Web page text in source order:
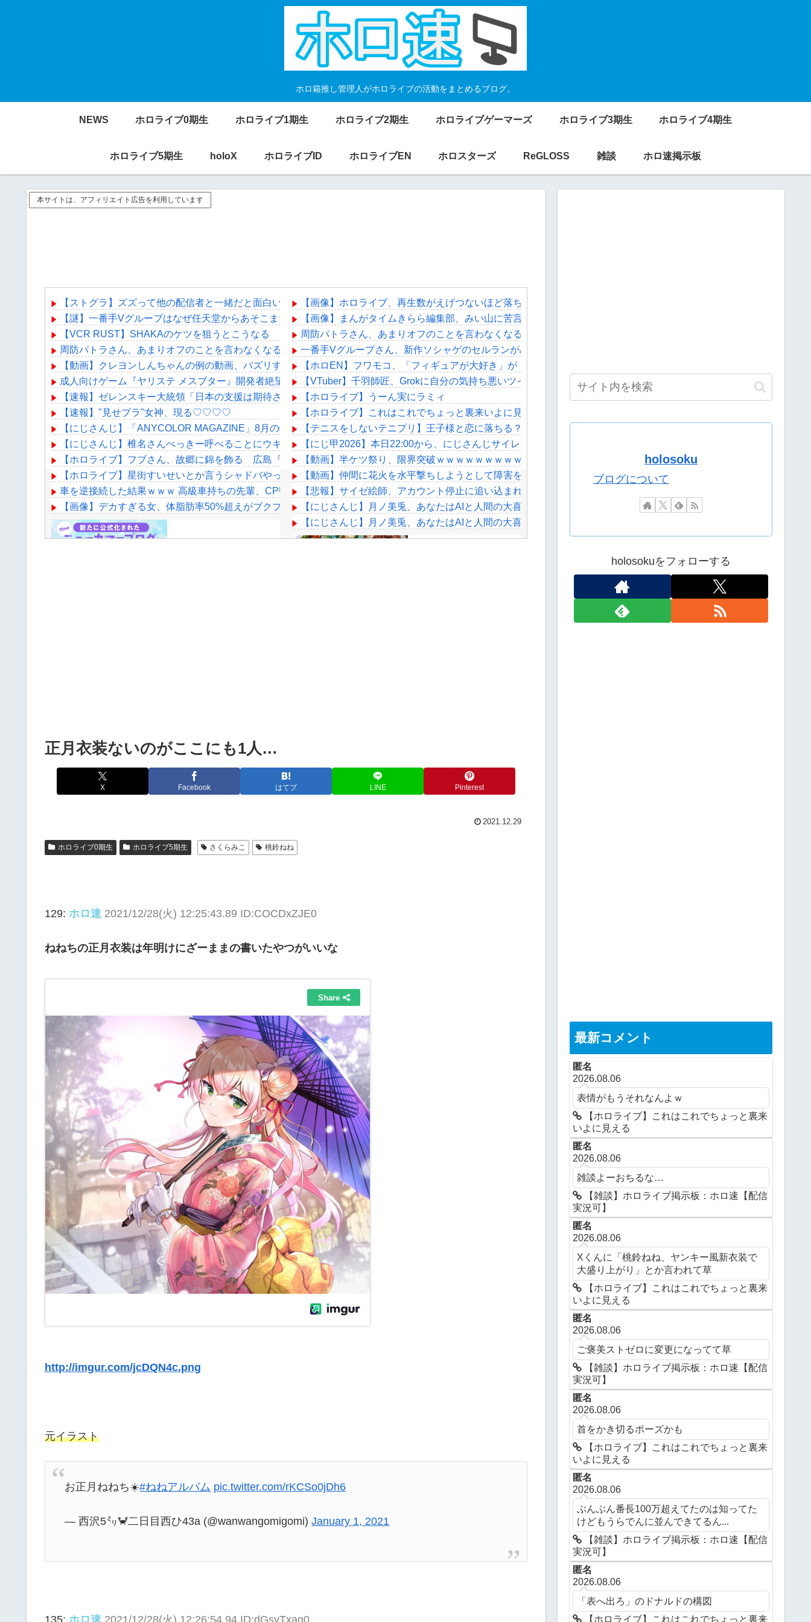
ホロ箱推し管理人がホロライブの活動をまとめるブログ。
NEWS ホロライブ0期生 ホロライブ1期生 ホロライブ2期生 ホロライブゲーマーズ ホロライブ3期生 ホロライブ4期生
ホロライブ5期生 holoX ホロライブID ホロライブEN ホロスターズ ReGLOSS 雑談 ホロ速掲示板
本サイトは、アフィリエイト広告を利用しています
【ストグラ】ズズって他の配信者と一緒だと面白いんだよな
【謎】一番手Vグループはなぜ任天堂からあそこまで寵愛されるんだ？
【VCR RUST】SHAKAのケツを狙うとこうなる
周防パトラさん、あまりオフのことを言わなくなる？
【動画】クレヨンしんちゃんの例の動画、バズリすぎてネットミームと化すｗｗｗｗ
成人向けゲーム『ヤリステ メスブター』開発者絶望、銀行がsteamからの入金を拒否→金が入ってなくても売上金額分の納税義務あり
【速報】ゼレンスキー大統領「日本の支援は期待されたほどの成果がない」WWWWWWWWWWW
【速報】"見せブラ"女神、現る♡♡♡♡
【にじさんじ】「ANYCOLOR MAGAZINE」8月の特集では、「今宵、××と夢を見る。」を深掘り。 十河ののは、夜牛詩乃、蝸堂みかる、猫屋敷美紅がカバーアートに登場
【にじさんじ】椎名さんべっきー呼べることにウキウキで草
【ホロライブ】フブさん、故郷に錦を飾る 広島『みろくの里』がコラボで『フブキングダムの里』に
【ホロライブ】星街すいせいとか言うシャドバやってることアピールしてるのに公式に呼ばれない女「言うても忙しいし継続的には無理なんだろう」
車を逆接続した結果ｗｗｗ 高級車持ちの先輩、CPUぶっ壊れｗｗｗ
【画像】デカすぎる女、体脂肪率50%超えがブクブクすぎて草wwwwww
【画像】ホロライブ、再生数がえげつないほど落ちてしまう……にじさんじは上がってるのに何故？
【画像】まんがタイムきらら編集部、みい山に苦言か？意味深な画像をツイートする
周防パトラさん、あまりオフのことを言わなくなる？
一番手Vグループさん、新作ソシャゲのセルランがAndroidとiPhoneで違うと話題に……
【ホロEN】フワモコ、「フィギュアが大好き」が「数字が大好き」と誤訳されるｗ
【VTuber】千羽師匠、Grokに自分の気持ち悪いツイート聞くやつやってるのかなって思ったら相手鴨神やんけ
【ホロライブ】うーん実にラミィ
【ホロライブ】これはこれでちょっと裏来いよに見える
【テニスをしないテニプリ】王子様と恋に落ちる？イブラヒム！
【にじ甲2026】本日22:00から、にじさんじサイレン甲子園2026世界大会
【動画】半ケツ祭り、限界突破ｗｗｗｗｗｗｗｗｗｗｗｗｗ
【動画】仲間に花火を水平撃ちしようとして障害を負ったかもしれない事故。
【悲報】サイゼ絵師、アカウント停止に追い込まれるwwwwwww
【にじさんじ】月ノ美兎、あなたはAIと人間の大喜利回答を見分けられますか？委員長の尻穴ASMRかあ…
【にじさんじ】月ノ美兎、あなたはAIと人間の大喜利回答を見分けられますか？委員長の尻穴ASMRかあ…
正月衣装ないのがここにも1人…
X Facebook はてブ LINE Pinterest
2021.12.29
ホロライブ0期生 ホロライブ5期生 さくらみこ 桃鈴ねね
129: ホロ速 2021/12/28(火) 12:25:43.89 ID:COCDxZJE0
ねねちの正月衣装は年明けにざーままの書いたやつがいいな
http://imgur.com/jcDQN4c.png
元イラスト
お正月ねねち☀️#ねねアルバム pic.twitter.com/rKCSo0jDh6
— 西沢5㍉🦀二日目西ひ43a (@wanwangomigomi)January 1, 2021
holosoku
ブログについて
holosokuをフォローする
最新コメント
匿名
2026.08.06
表情がもうそれなんよｗ
【ホロライブ】これはこれでちょっと裏来
いよに見える
匿名
2026.08.06
雑談よーおちるな…
【雑談】ホロライブ掲示板：ホロ速【配信
実況可】
匿名
2026.08.06
Xくんに「桃鈴ねね、ヤンキー風新衣装で
大盛り上がり」とか言われて草
【ホロライブ】これはこれでちょっと裏来
いよに見える
匿名
2026.08.06
ご褒美ストゼロに変更になってて草
【雑談】ホロライブ掲示板：ホロ速【配信
実況可】
匿名
2026.08.06
首をかき切るポーズかも
【ホロライブ】これはこれでちょっと裏来
いよに見える
匿名
2026.08.06
ぶんぶん番長100万超えてたのは知ってた
けどもうらでんに並んできてるん...
【雑談】ホロライブ掲示板：ホロ速【配信
実況可】
匿名
2026.08.06
「表へ出ろ」のドナルドの構図
【ホロライブ】これはこれでちょっと裏来